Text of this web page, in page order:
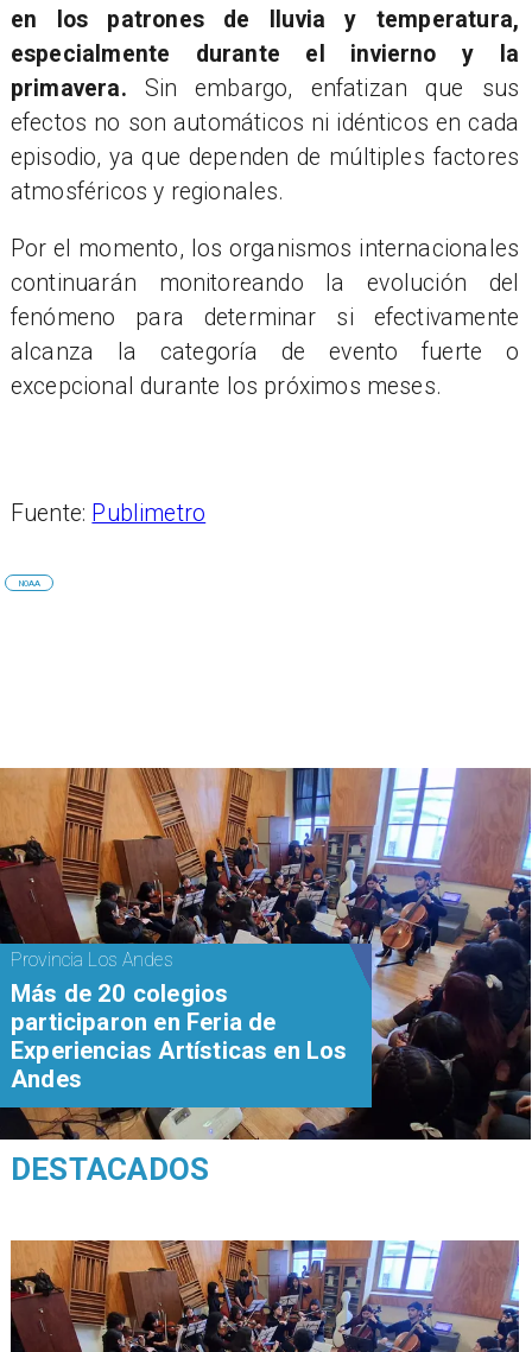
en los patrones de lluvia y temperatura,
especialmente durante el invierno y la
primavera. Sin embargo, enfatizan que sus
efectos no son automáticos ni idénticos en cada
episodio, ya que dependen de múltiples factores
atmosféricos y regionales.
Por el momento, los organismos internacionales
continuarán monitoreando la evolución del
fenómeno para determinar si efectivamente
alcanza la categoría de evento fuerte o
excepcional durante los próximos meses.
Fuente: Publimetro
NOAA
Provincia Los Andes
Más de 20 colegios
participaron en Feria de
Experiencias Artísticas en Los
Andes
DESTACADOS